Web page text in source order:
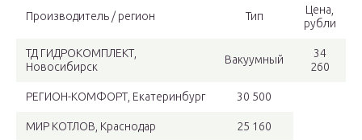
Производитель / регион Тип
Цена,
рубли
ТД ГИДРОКОМПЛЕКТ,
Новосибирск
Вакуумный
34
260
РЕГИОН-КОМФОРТ, Екатеринбург 30 500
МИР КОТЛОВ, Краснодар 25 160